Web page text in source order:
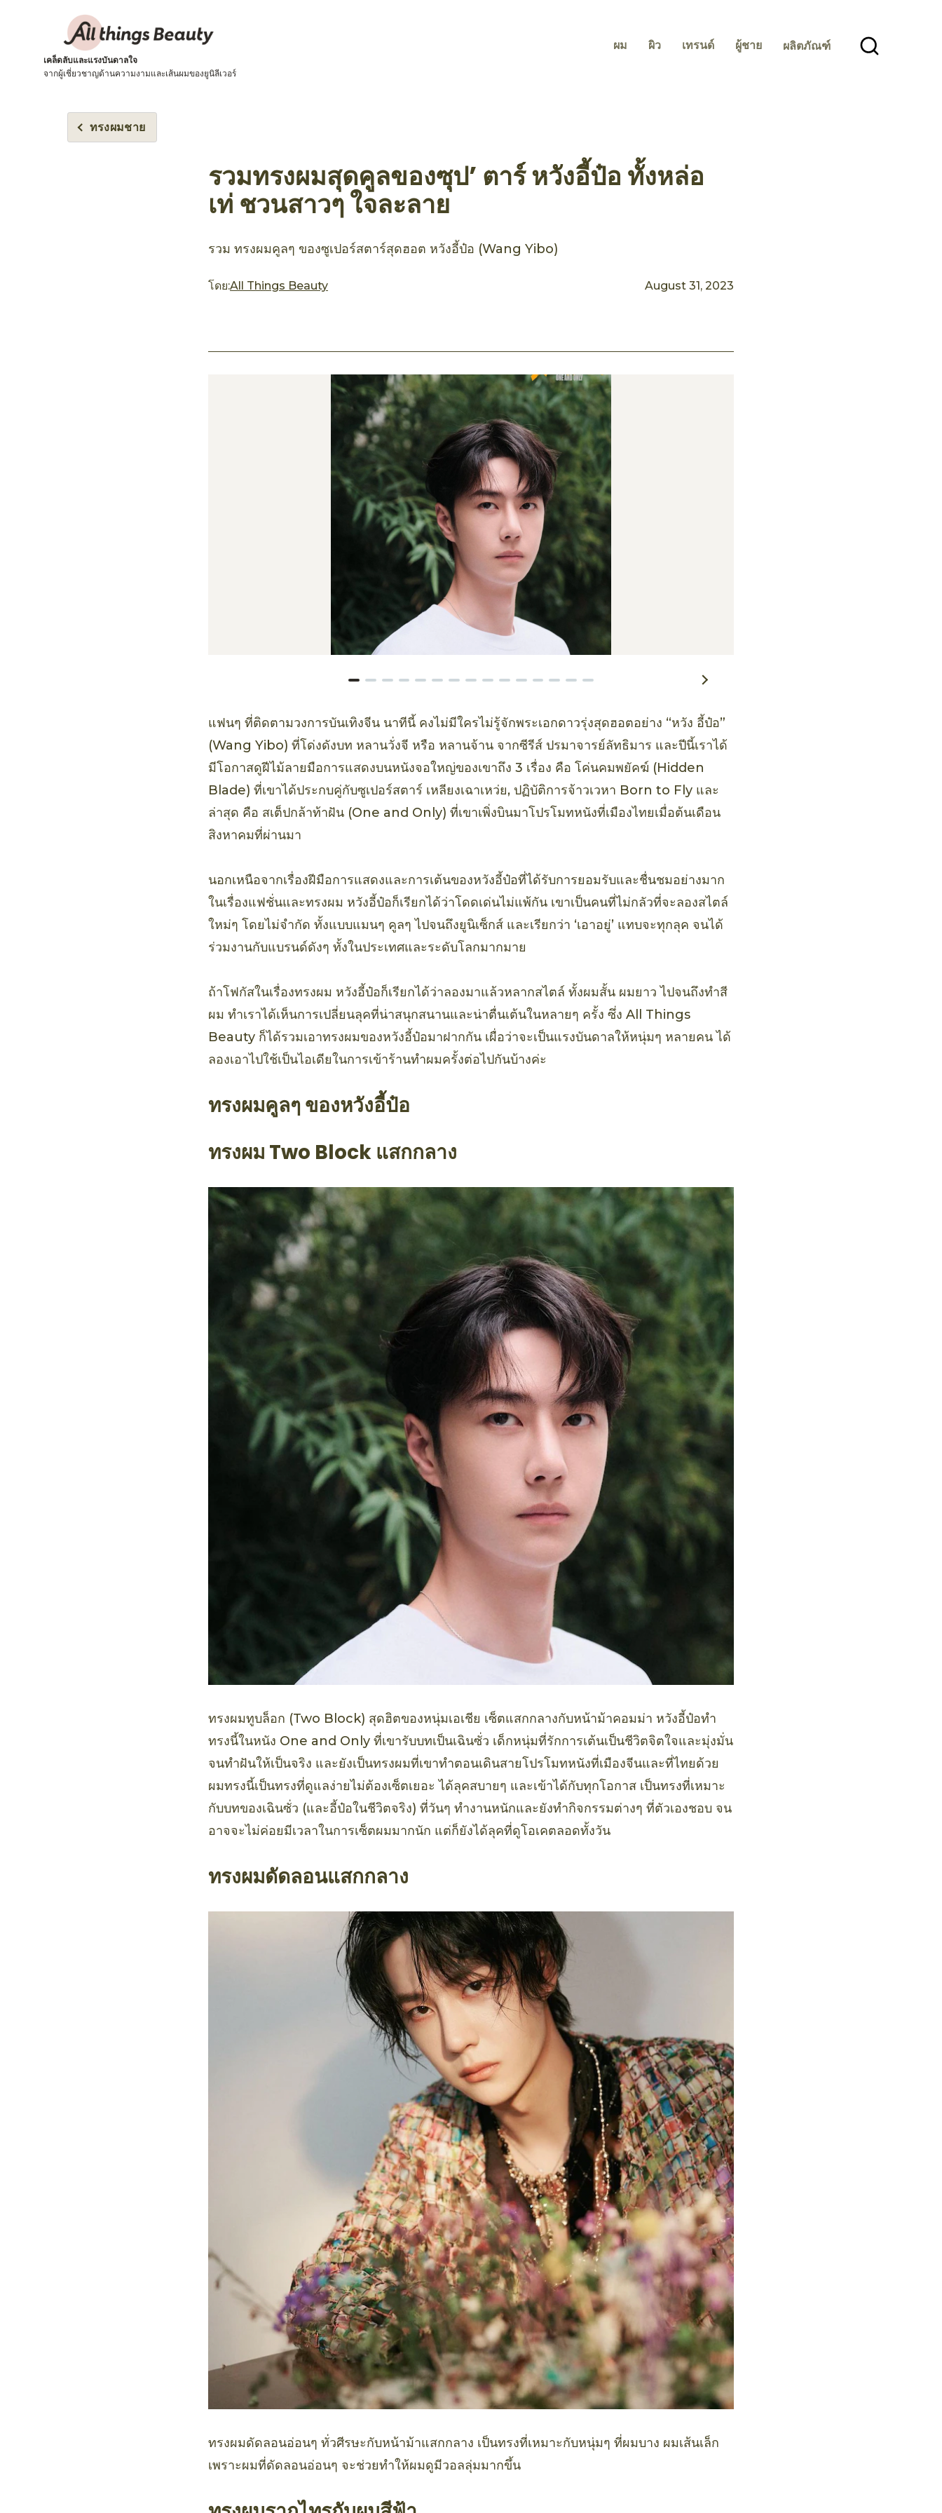
เคล็ดลับและแรงบันดาลใจ
จากผู้เชี่ยวชาญด้านความงามและเส้นผมของยูนิลีเวอร์
ผม ผิว เทรนด์ ผู้ชาย ผลิตภัณฑ์
ทรงผมชาย
รวมทรงผมสุดคูลของซุป’ ตาร์ หวังอี้ป๋อ ทั้งหล่อ
เท่ ชวนสาวๆ ใจละลาย
รวม ทรงผมคูลๆ ของซูเปอร์สตาร์สุดฮอต หวังอี้ป๋อ (Wang Yibo)
โดย:All Things Beauty August 31, 2023
แฟนๆ ที่ติดตามวงการบันเทิงจีน นาทีนี้ คงไม่มีใครไม่รู้จักพระเอกดาวรุ่งสุดฮอตอย่าง “หวัง อี้ป๋อ”
(Wang Yibo) ที่โด่งดังบท หลานวั่งจี หรือ หลานจ้าน จากซีรีส์ ปรมาจารย์ลัทธิมาร และปีนี้เราได้
มีโอกาสดูฝีไม้ลายมือการแสดงบนหนังจอใหญ่ของเขาถึง 3 เรื่อง คือ โค่นคมพยัคฆ์ (Hidden
Blade) ที่เขาได้ประกบคู่กับซูเปอร์สตาร์ เหลียงเฉาเหว่ย, ปฏิบัติการจ้าวเวหา Born to Fly และ
ล่าสุด คือ สเต็ปกล้าท้าฝัน (One and Only) ที่เขาเพิ่งบินมาโปรโมทหนังที่เมืองไทยเมื่อต้นเดือน
สิงหาคมที่ผ่านมา
นอกเหนือจากเรื่องฝีมือการแสดงและการเต้นของหวังอี้ป๋อที่ได้รับการยอมรับและชื่นชมอย่างมาก
ในเรื่องแฟชั่นและทรงผม หวังอี้ป๋อก็เรียกได้ว่าโดดเด่นไม่แพ้กัน เขาเป็นคนที่ไม่กลัวที่จะลองสไตล์
ใหม่ๆ โดยไม่จำกัด ทั้งแบบแมนๆ คูลๆ ไปจนถึงยูนิเซ็กส์ และเรียกว่า ‘เอาอยู่’ แทบจะทุกลุค จนได้
ร่วมงานกับแบรนด์ดังๆ ทั้งในประเทศและระดับโลกมากมาย
ถ้าโฟกัสในเรื่องทรงผม หวังอี้ป๋อก็เรียกได้ว่าลองมาแล้วหลากสไตล์ ทั้งผมสั้น ผมยาว ไปจนถึงทำสี
ผม ทำเราได้เห็นการเปลี่ยนลุคที่น่าสนุกสนานและน่าตื่นเต้นในหลายๆ ครั้ง ซึ่ง All Things
Beauty ก็ได้รวมเอาทรงผมของหวังอี้ป๋อมาฝากกัน เผื่อว่าจะเป็นแรงบันดาลให้หนุ่มๆ หลายคน ได้
ลองเอาไปใช้เป็นไอเดียในการเข้าร้านทำผมครั้งต่อไปกันบ้างค่ะ
ทรงผมคูลๆ ของหวังอี้ป๋อ
ทรงผม Two Block แสกกลาง
ทรงผมทูบล็อก (Two Block) สุดฮิตของหนุ่มเอเชีย เซ็ตแสกกลางกับหน้าม้าคอมม่า หวังอี้ป๋อทำ
ทรงนี้ในหนัง One and Only ที่เขารับบทเป็นเฉินซั่ว เด็กหนุ่มที่รักการเต้นเป็นชีวิตจิตใจและมุ่งมั่น
จนทำฝันให้เป็นจริง และยังเป็นทรงผมที่เขาทำตอนเดินสายโปรโมทหนังที่เมืองจีนและที่ไทยด้วย
ผมทรงนี้เป็นทรงที่ดูแลง่ายไม่ต้องเซ็ตเยอะ ได้ลุคสบายๆ และเข้าได้กับทุกโอกาส เป็นทรงที่เหมาะ
กับบทของเฉินซั่ว (และอี้ป๋อในชีวิตจริง) ที่วันๆ ทำงานหนักและยังทำกิจกรรมต่างๆ ที่ตัวเองชอบ จน
อาจจะไม่ค่อยมีเวลาในการเซ็ตผมมากนัก แต่ก็ยังได้ลุคที่ดูโอเคตลอดทั้งวัน
ทรงผมดัดลอนแสกกลาง
ทรงผมดัดลอนอ่อนๆ ทั่วศีรษะกับหน้าม้าแสกกลาง เป็นทรงที่เหมาะกับหนุ่มๆ ที่ผมบาง ผมเส้นเล็ก
เพราะผมที่ดัดลอนอ่อนๆ จะช่วยทำให้ผมดูมีวอลลุ่มมากขึ้น